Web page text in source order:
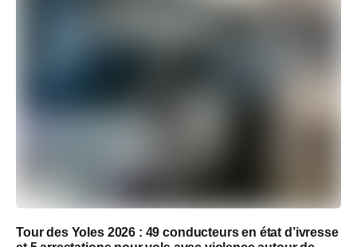
Tour des Yoles 2026 : 49 conducteurs en état d’ivresse